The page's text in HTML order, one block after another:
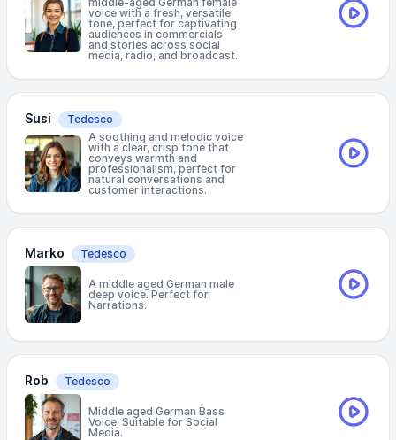
voice with a fresh, versatile
tone, perfect for captivating
audiences in commercials
and stories across social
media, radio, and broadcast.
Susi
Tedesco
A soothing and melodic voice
with a clear, crisp tone that
conveys warmth and
professionalism, perfect for
natural conversations and
customer interactions.
Marko Tedesco
A middle aged German male
deep voice. Perfect for
Narrations.
Rob Tedesco
Middle aged German Bass
Voice. Suitable for Social
Media.